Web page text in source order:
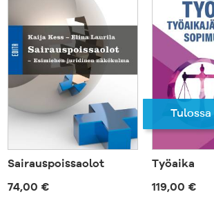
Sairauspoissaolot
74,00 €
Tulossa
Työaika
119,00 €